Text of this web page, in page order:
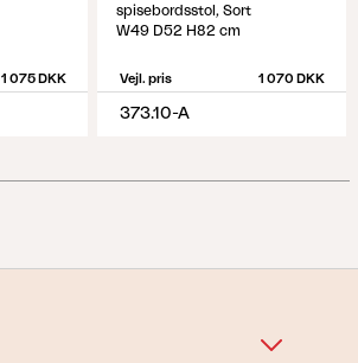
1 075 DKK
spisebordsstol, Sort
W49 D52 H82 cm
Vejl. pris 1 070 DKK
373.10-A